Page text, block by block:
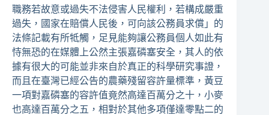
職務若故意或過失不法侵害人民權利，若構成嚴重
過失，國家在賠償人民後，可向該公務員求償」的
法條記載有所牴觸，足見能夠讓公務員個人如此有
恃無恐的在媒體上公然主張嘉磷塞安全，其人的依
據有很大的可能並非來自於真正的科學研究事證，
而且在臺灣已經公告的農藥殘留容許量標準，黃豆
一項對嘉磷塞的容許值竟然高達百萬分之十，小麥
也高達百萬分之五，相對於其他多項僅達零點二的